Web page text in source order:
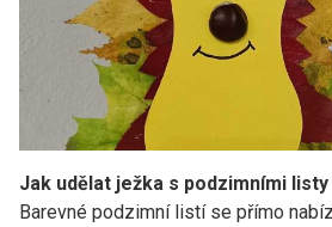
Jak udělat ježka s podzimními
Barevné podzimní listí se přímo